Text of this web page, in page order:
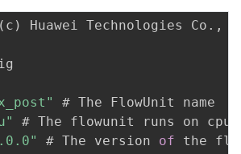
( c ) Huawei Technologies Co . ,
# The FlowUnit name
# The flowunit runs on cpu
# The version of the